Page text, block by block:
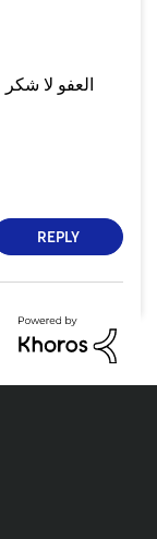
العفو لا
REPLY